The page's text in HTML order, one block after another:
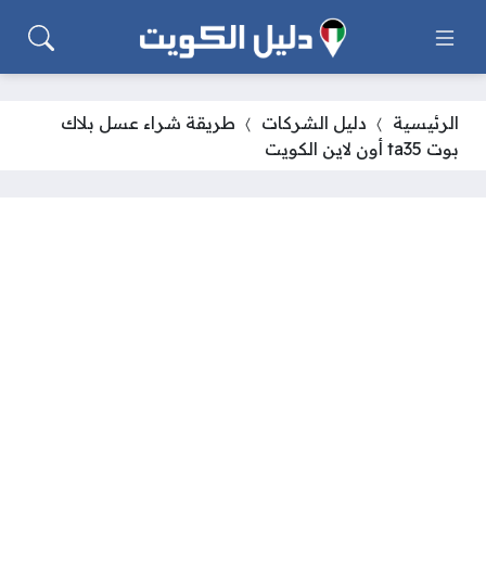
الرئيسية دليل الشركات
طريقة شراء عسل بلاك
بوت ta35 أون لاين الكويت